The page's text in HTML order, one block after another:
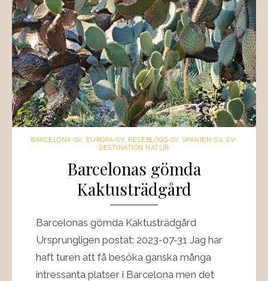
BARCELONA-SV, EUROPA-SV, RESEBLOGG-SV, SPANIEN-SV,SV-
DESTINATION NATUR
Barcelonas gömda
Kaktusträdgård
Barcelonas gömda Kaktusträdgård
Ursprungligen postat: 2023-07-31 Jag har
haft turen att få besöka ganska många
intressanta platser i Barcelona men det